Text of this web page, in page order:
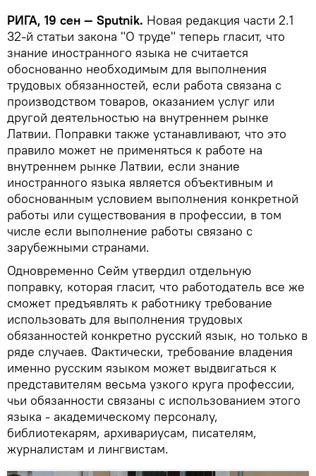
РИГА, 19 сен — Sputnik. Новая редакция части 2.1
32-й статьи закона "О труде" теперь гласит, что
знание иностранного языка не считается
обоснованно необходимым для выполнения
трудовых обязанностей, если работа связана с
производством товаров, оказанием услуг или
другой деятельностью на внутреннем рынке
Латвии. Поправки также устанавливают, что это
правило может не применяться к работе на
внутреннем рынке Латвии, если знание
иностранного языка является объективным и
обоснованным условием выполнения конкретной
работы или существования в профессии, в том
числе если выполнение работы связано с
зарубежными странами.
Одновременно Сейм утвердил отдельную
поправку, которая гласит, что работодатель все же
сможет предъявлять к работнику требование
использовать для выполнения трудовых
обязанностей конкретно русский язык, но только в
ряде случаев. Фактически, требование владения
именно русским языком может выдвигаться к
представителям весьма узкого круга профессии,
чьи обязанности связаны с использованием этого
языка - академическому персоналу,
библиотекарям, архивариусам, писателям,
журналистам и лингвистам.